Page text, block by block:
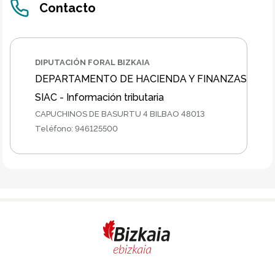
Contacto
DIPUTACIÓN FORAL BIZKAIA
DEPARTAMENTO DE HACIENDA Y FINANZAS
SIAC - Información tributaria
CAPUCHINOS DE BASURTU 4 BILBAO 48013
Teléfono:946125500